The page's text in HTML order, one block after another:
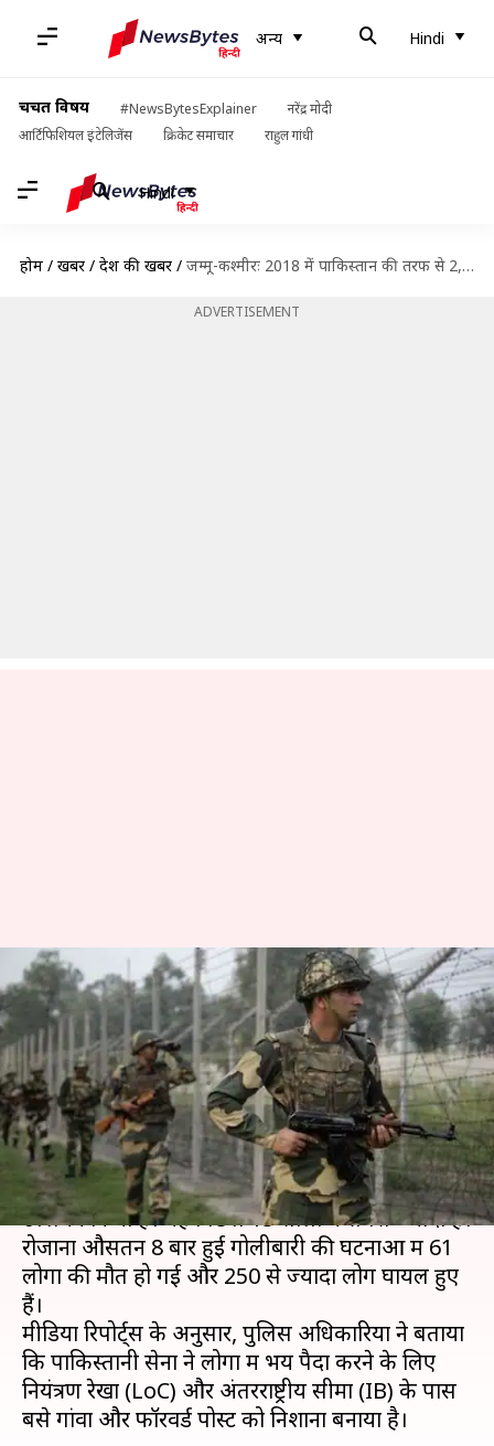
अन्य Hindi
चर्चित विषय #NewsBytesExplainer
नरेंद्र मोदी
आर्टिफिशियल इंटेलिजेंस
क्रिकेट समाचार राहुल गांधी
Hindi
होम / खबरें / देश की खबरें / जम्मू-कश्मीरः 2018 में पाकिस्तान की तरफ से 2,936 बार सीजफायर उल्लंघन, 15 सालों में सबसे ज्यादा
ADVERTISEMENT
जम्मू-कश्मीरः 2018 में पाकिस्तान की
तरफ से 2,936 बार सीजफायर
उल्लंघन, 15 सालों में सबसे ज्यादा
लेखन प्रमोद कुमार Jan 08, 2019 08:55 pm
क्या है खबर?
पाकिस्तान ने 2018 में रिकॉर्ड 2,936 बार सीजफायर का
उल्लंघन किया है। यह पिछले 15 सालों में सबसे ज्यादा है।
रोजाना औसतन 8 बार हुई गोलीबारी की घटनाओं में 61
लोगों की मौत हो गई और 250 से ज्यादा लोग घायल हुए
हैं।
मीडिया रिपोर्ट्स के अनुसार, पुलिस अधिकारियों ने बताया
कि पाकिस्तानी सेना ने लोगों में भय पैदा करने के लिए
नियंत्रण रेखा (LoC) और अंतरराष्ट्रीय सीमा (IB) के पास